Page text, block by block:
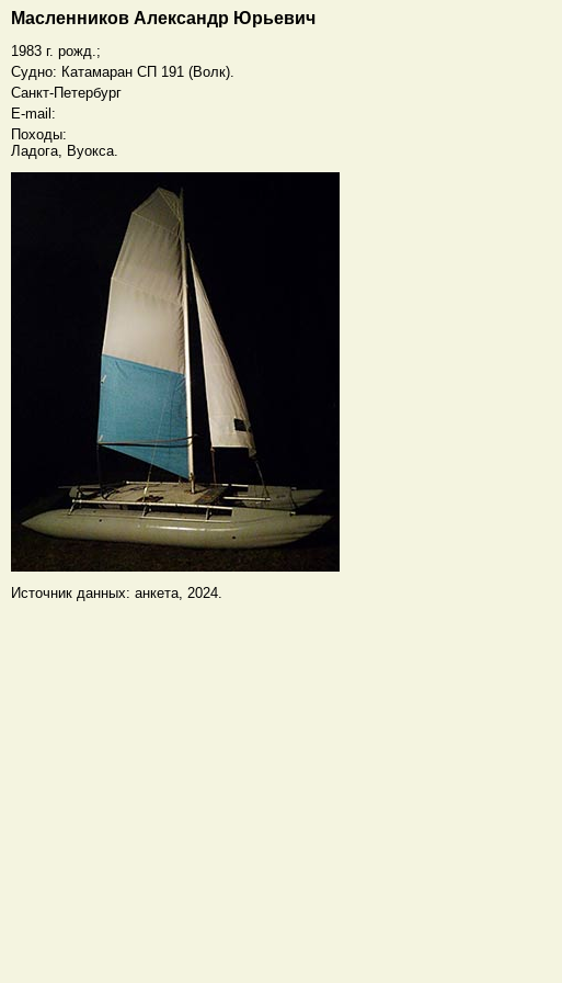
Масленников Александр Юрьевич
1983 г. рожд.;
Судно: Катамаран СП 191 (Волк).
Санкт-Петербург
E-mail:
Походы:
Ладога, Вуокса.
Источник данных: анкета, 2024.